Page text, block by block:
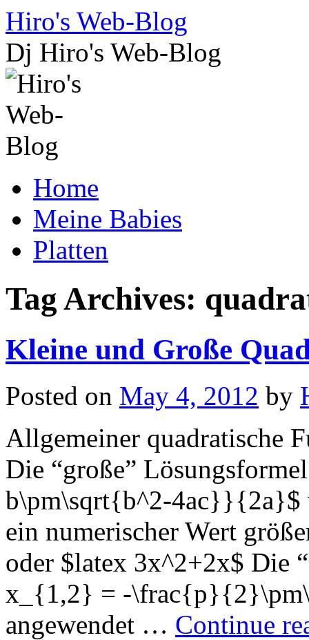
Skip
to
content
Hiro's Web-Blog
Dj Hiro's Web-Blog
Home
Meine Babies
Platten
Tag Archives:
Kleine und Große
Posted on May 4, 2012 by
Allgemeiner quadratische
Die “große”
b\pm\sqrt{b^2-4ac}}{2a}$
ein numerischer Wert
oder $latex 3x^2+2x$ Die
x_{1,2} = -
angewendet … Continue